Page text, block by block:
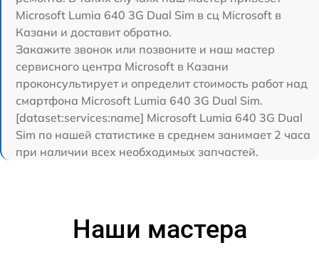
Microsoft Lumia 640 3G Dual Sim в сц Microsoft в
Казани и доставит обратно.
Закажите звонок или позвоните и наш мастер
сервисного центра Microsoft в Казани
проконсультирует и определит стоимость работ над
смартфона Microsoft Lumia 640 3G Dual Sim.
[dataset:services:name] Microsoft Lumia 640 3G Dual
Sim по нашей статистике в среднем занимает 2 часа
при наличии всех необходимых запчастей.
Наши мастера